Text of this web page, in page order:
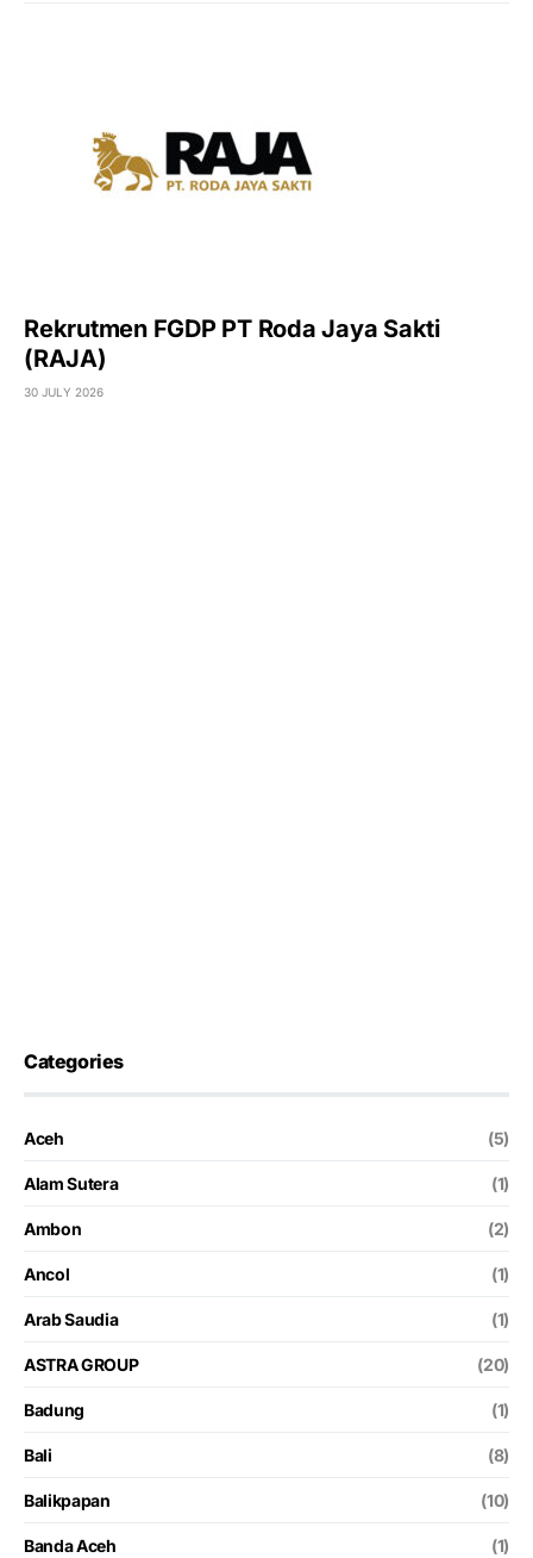
Rekrutmen FGDP PT Roda Jaya Sakti
(RAJA)
30 JULY 2026
Categories
Aceh (5)
Alam Sutera (1)
Ambon (2)
Ancol (1)
Arab Saudia (1)
ASTRA GROUP (20)
Badung (1)
Bali (8)
Balikpapan (10)
Banda Aceh (1)